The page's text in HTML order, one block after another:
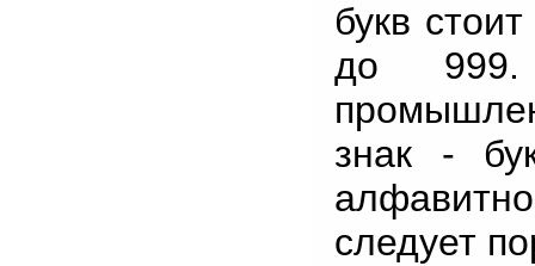
букв
до 999.
знак -
следует